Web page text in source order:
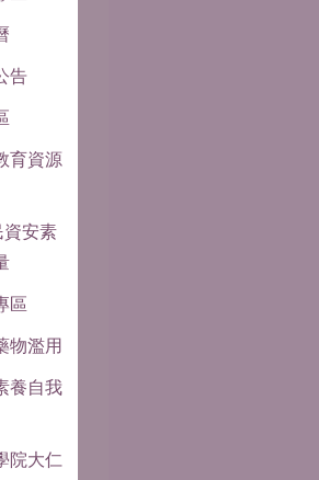
告
育資源
資安素
區
物濫用
養自我
院大仁